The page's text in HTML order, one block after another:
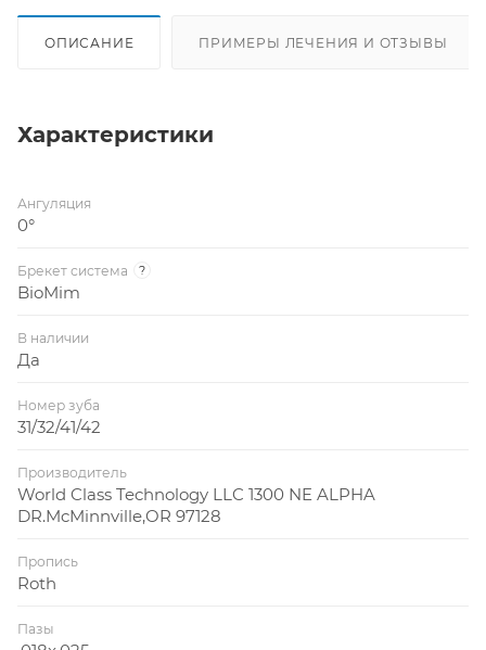
ОПИСАНИЕ ПРИМЕРЫ ЛЕЧЕНИЯ И ОТЗЫВЫ
Характеристики
Ангуляция
0°
Брекет система ?
BioMim
В наличии
Да
Номер зуба
31/32/41/42
Производитель
World Class Technology LLC 1300 NE ALPHA
DR.McMinnville,OR 97128
Пропись
Roth
Пазы